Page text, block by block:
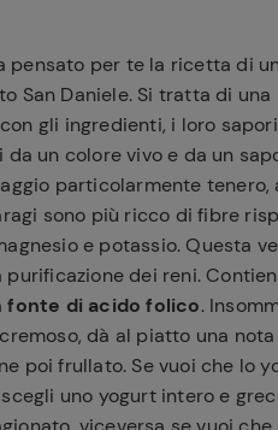
pensato per te la ricetta di
San Daniele. Si tratta di una
gli ingredienti, i loro
un colore vivo e da un
particolarmente
sono più ricco di fibre
e potassio. Questa
dei reni.
fonte di acido folico.
dà al piatto una
poi frullato. Se vuoi che lo
uno yogurt intero e